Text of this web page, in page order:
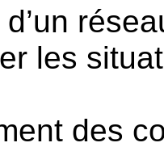
les
des